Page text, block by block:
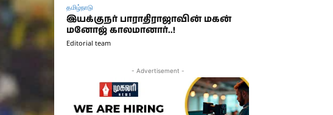
தமிழ்நாடு
இயக்குநர் பாராதிராஜாவின் மகன்
மனோஜ் காலமானார்..!
Editorial team
- Advertisement -